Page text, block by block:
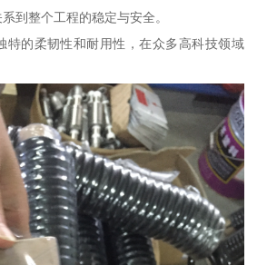
到整个工程的稳定与安全。
特的柔韧性和耐用性，在众多高科技领域